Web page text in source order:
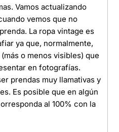
Vamos actualizando
vemos que no
La ropa vintage es
ya que, normalmente,
o menos visibles) que
en fotografías.
prendas muy llamativas y
Es posible que en algún
al 100% con la